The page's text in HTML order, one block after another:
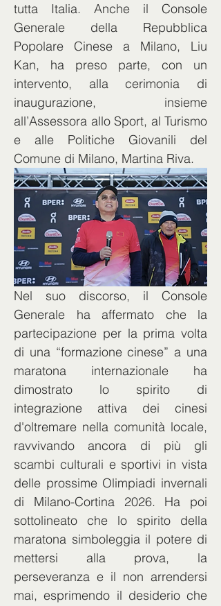
tutta Italia. Anche il Console
Generale della Repubblica
Popolare Cinese a Milano, Liu
Kan, ha preso parte, con un
intervento, alla cerimonia di
inaugurazione, insieme
all’Assessora allo Sport, al Turismo
e alle Politiche Giovanili del
Comune di Milano, Martina Riva.
Nel suo discorso, il Console
Generale ha affermato che la
partecipazione per la prima volta
di una “formazione cinese” a una
maratona internazionale ha
dimostrato lo spirito di
integrazione attiva dei cinesi
d'oltremare nella comunità locale,
ravvivando ancora di più gli
scambi culturali e sportivi in vista
delle prossime Olimpiadi invernali
di Milano-Cortina 2026. Ha poi
sottolineato che lo spirito della
maratona simboleggia il potere di
mettersi alla prova, la
perseveranza e il non arrendersi
mai, esprimendo il desiderio che